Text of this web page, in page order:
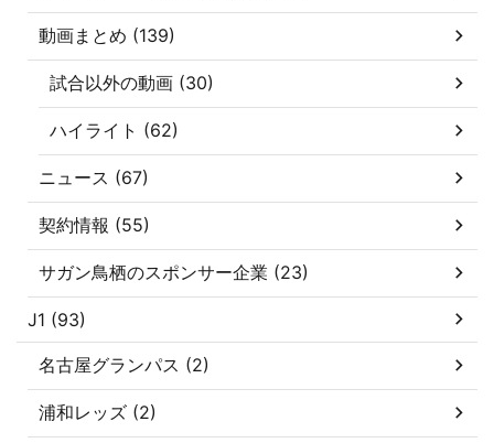
動画まとめ (139)
試合以外の動画 (30)
ハイライト (62)
ニュース (67)
契約情報 (55)
サガン鳥栖のスポンサー企業 (23)
J1 (93)
名古屋グランパス (2)
浦和レッズ (2)